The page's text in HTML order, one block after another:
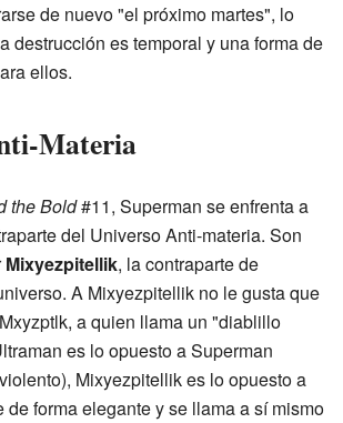
de nuevo "el próximo martes", lo
destrucción es temporal y una forma de
ellos.
Materia
the Bold#11, Superman se enfrenta a
del Universo Anti-materia. Son
Mixyezpitellik, la contraparte de
A Mixyezpitellik no le gusta que
a quien llama un "diablillo
es lo opuesto a Superman
Mixyezpitellik es lo opuesto a
de forma elegante y se llama a sí mismo